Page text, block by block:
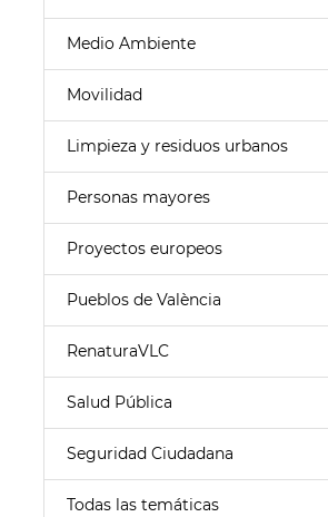
Medio Ambiente
Movilidad
Limpieza y residuos urbanos
Personas mayores
Proyectos europeos
Pueblos de València
RenaturaVLC
Salud Pública
Seguridad Ciudadana
Todas las temáticas